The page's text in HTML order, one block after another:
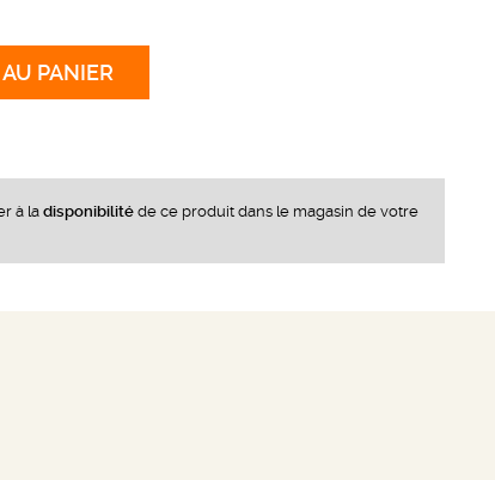
AU PANIER
à ladisponibilité de ce produit dans le magasin de votre